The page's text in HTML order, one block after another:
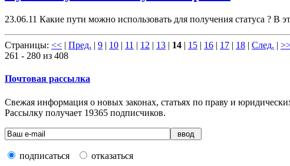
23.06.11 Какие пути можно использовать для получения статуса ? В
Страницы: << | Пред. | 9 | 10 | 11 | 12 | 13 | 14 | 15 | 16 | 17 | 18 | След. |
261 - 280 из 408
Почтовая рассылка
Свежая информация о новых законах, статьях по праву и
Рассылку получает 19365 подписчиков.
подписаться отказаться